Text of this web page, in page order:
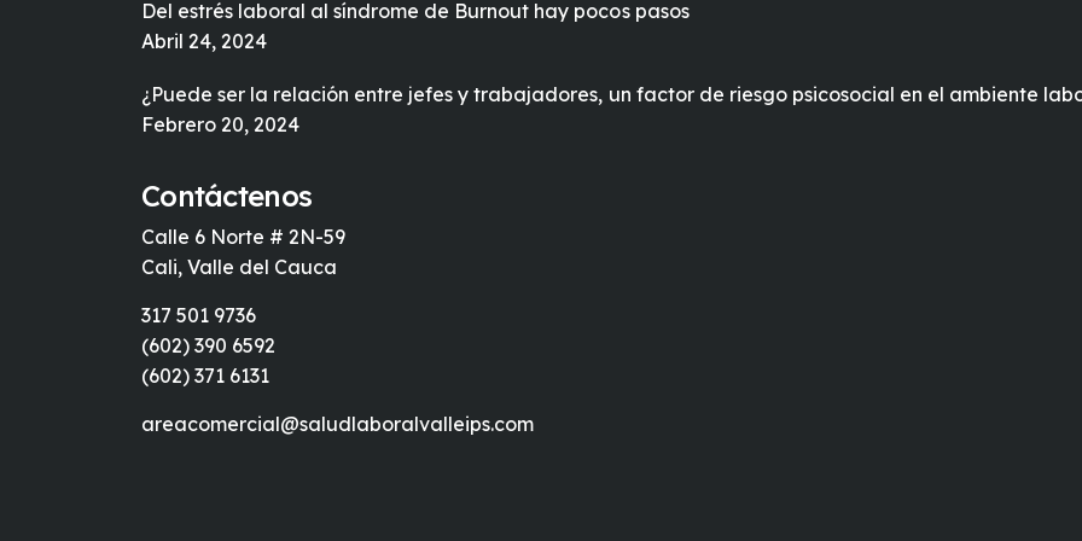
Del estrés laboral al síndrome de Burnout hay pocos pasos
Abril 24, 2024
¿Puede ser la relación entre jefes y trabajadores, un factor de riesgo psicosocial en el ambiente
Febrero 20, 2024
Contáctenos
Calle 6 Norte # 2N-59
Cali, Valle del Cauca
317 501 9736
(602) 390 6592
(602) 371 6131
areacomercial@saludlaboralvalleips.com